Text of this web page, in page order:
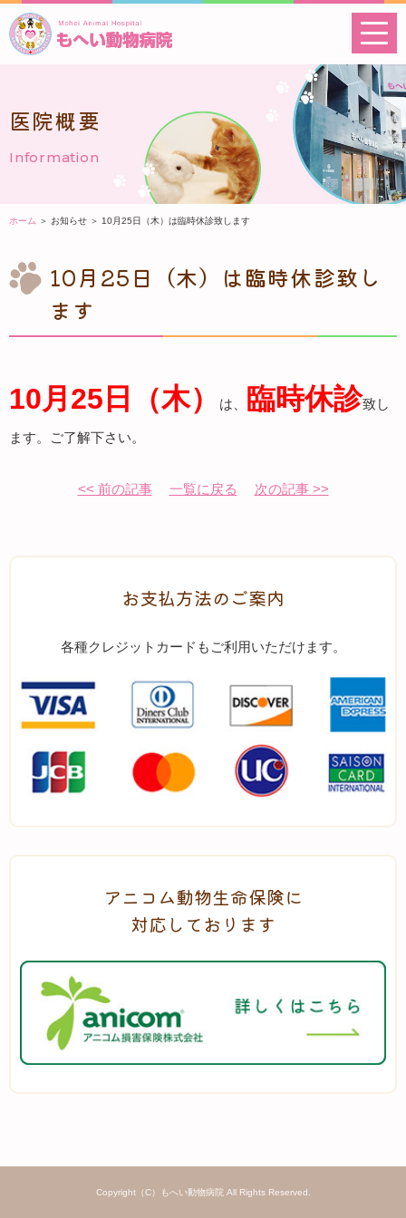
医院概要
Information
ホーム ＞ お知らせ ＞ 10月25日（木）は臨時休診致します
10月25日（木）は臨時休診致し
ます
10月25日（木） は、 臨時休診致し
ます。ご了解下さい。
<< 前の記事 一覧に戻る 次の記事 >>
お支払方法のご案内
各種クレジットカードもご利用いただけます。
アニコム動物生命保険に
対応しております
Copyright（C）もへい動物病院 All Rights Reserved.